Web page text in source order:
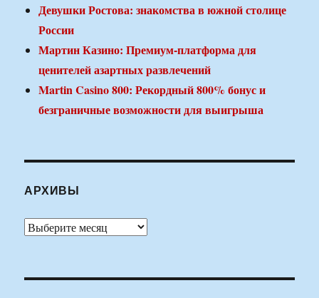
Девушки Ростова: знакомства в южной столице
России
Мартин Казино: Премиум-платформа для
ценителей азартных развлечений
Martin Casino 800: Рекордный 800% бонус и
безграничные возможности для выигрыша
АРХИВЫ
Архивы